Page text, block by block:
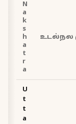
N
a
k
s
h
a
t
r
a
உடல்நல
U
t
t
a